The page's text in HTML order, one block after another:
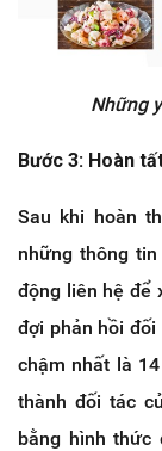
Những
Bước 3: Hoàn
Sau khi hoàn
những thông
động liên hệ để
đợi phản hồi
chậm nhất là
thành đối tác
bằng hình thức